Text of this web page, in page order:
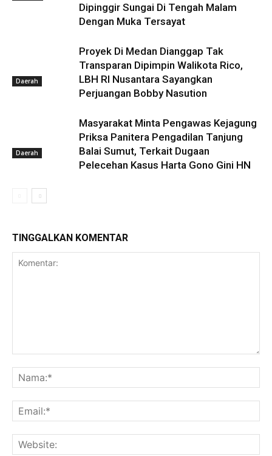
Dipinggir Sungai Di Tengah Malam
Dengan Muka Tersayat
Daerah
Proyek Di Medan Dianggap Tak
Transparan Dipimpin Walikota Rico,
LBH RI Nusantara Sayangkan
Perjuangan Bobby Nasution
Daerah
Masyarakat Minta Pengawas Kejagung
Priksa Panitera Pengadilan Tanjung
Balai Sumut, Terkait Dugaan
Pelecehan Kasus Harta Gono Gini HN
TINGGALKAN KOMENTAR